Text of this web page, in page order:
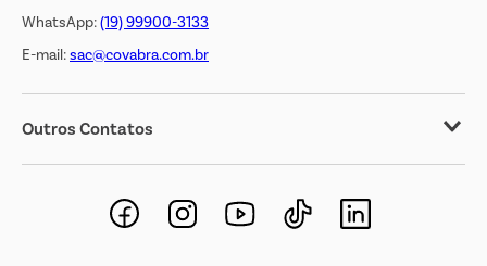
WhatsApp:(19) 99900-3133
E-mail:sac@covabra.com.br
Outros Contatos
Negócios Imobiliários
Novos Fornecedores